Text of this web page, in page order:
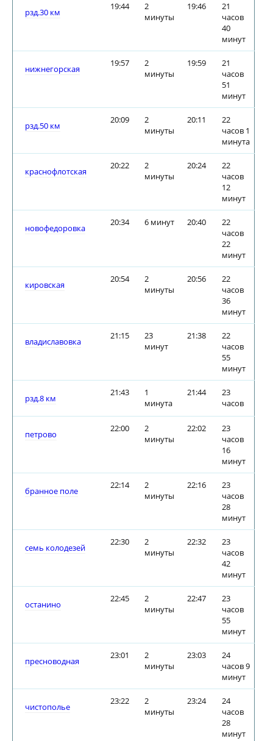
рзд.30 км
19:44
2
минуты
19:46
21
часов
40
минут
нижнегорская
19:57
2
минуты
19:59
21
часов
51
минут
рзд.50 км
20:09
2
минуты
20:11
22
часов 1
минута
краснофлотская
20:22
2
минуты
20:24
22
часов
12
минут
новофедоровка
20:34 6 минут 20:40
22
часов
22
минут
кировская
20:54
2
минуты
20:56
22
часов
36
минут
владиславовка
21:15
23
минут
21:38
22
часов
55
минут
рзд.8 км
21:43
1
минута
21:44
23
часов
петрово
22:00
2
минуты
22:02
23
часов
16
минут
бранное поле
22:14
2
минуты
22:16
23
часов
28
минут
семь колодезей
22:30
2
минуты
22:32
23
часов
42
минут
останино
22:45
2
минуты
22:47
23
часов
55
минут
пресноводная
23:01
2
минуты
23:03
24
часов 9
минут
чистополье
23:22
2
минуты
23:24
24
часов
28
минут